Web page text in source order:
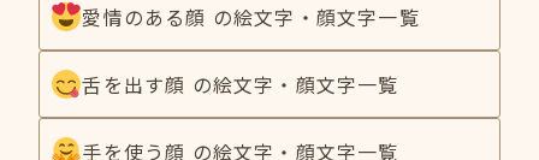
愛情のある顔 の絵文字・顔文字一覧
舌を出す顔 の絵文字・顔文字一覧
手を使う顔 の絵文字・顔文字一覧